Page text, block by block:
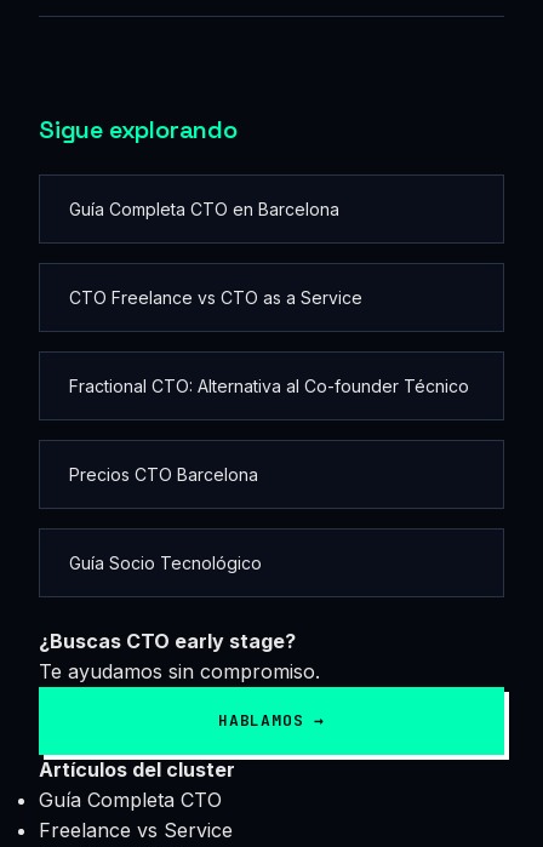
Sigue explorando
Guía Completa CTO en Barcelona
CTO Freelance vs CTO as a Service
Fractional CTO: Alternativa al Co-founder Técnico
Precios CTO Barcelona
Guía Socio Tecnológico
¿Buscas CTO early stage?
Te ayudamos sin compromiso.
HABLAMOS →
Artículos del cluster
Guía Completa CTO
Freelance vs Service